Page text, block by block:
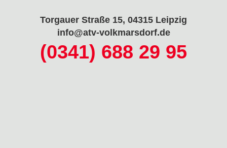
Torgauer Straße 15, 04315 Leipzig
info@atv-volkmarsdorf.de
(0341) 688 29 95